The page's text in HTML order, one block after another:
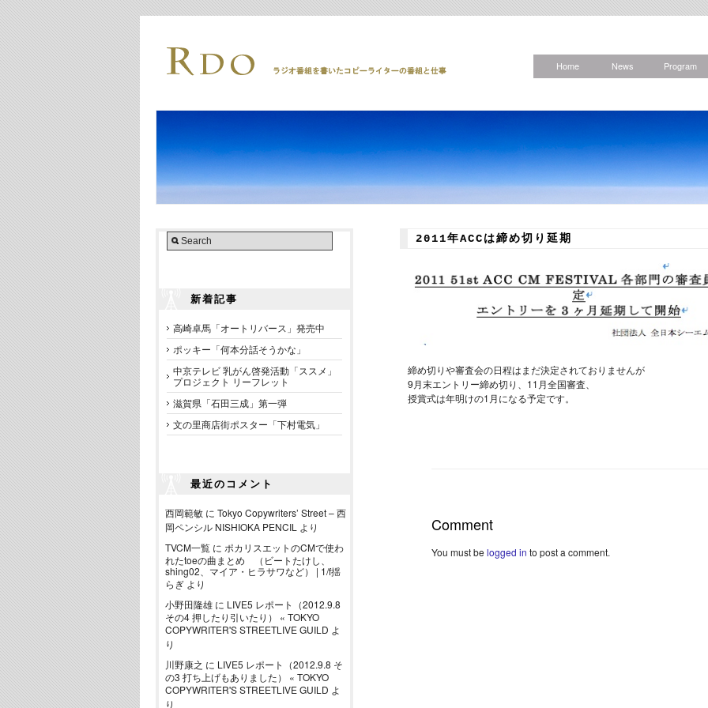
Home News Program
新着記事
高崎卓馬「オートリバース」発売中
ポッキー「何本分話そうかな」
中京テレビ 乳がん啓発活動「ススメ」
プロジェクト リーフレット
滋賀県「石田三成」第一弾
文の里商店街ポスター「下村電気」
最近のコメント
西岡範敏 に Tokyo Copywriters’ Street – 西
岡ペンシル NISHIOKA PENCIL より
TVCM一覧 に ポカリスエットのCMで使わ
れたtoeの曲まとめ （ビートたけし、
shing02、マイア・ヒラサワなど） | 1/f揺
らぎ より
小野田隆雄 に LIVE5 レポート（2012.9.8
その4 押したり引いたり） « TOKYO
COPYWRITER'S STREETLIVE GUILD よ
り
川野康之 に LIVE5 レポート（2012.9.8 そ
の3 打ち上げもありました） « TOKYO
COPYWRITER'S STREETLIVE GUILD よ
り
2011年ACCは締め切り延期
締め切りや審査会の日程はまだ決定されておりませんが
9月末エントリー締め切り、11月全国審査、
授賞式は年明けの1月になる予定です。
Comment
You must be logged in to post a comment.